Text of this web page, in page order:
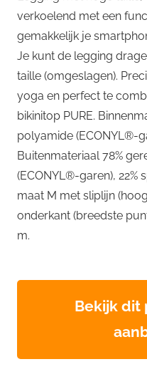
verkoelend met een
gemakkelijk je
Je kunt de legging
taille (omgeslagen).
yoga en perfect te
bikinitop PURE.
polyamide (ECONYL®-
Buitenmateriaal 78%
(ECONYL®-garen), 22%
maat M met sliplijn
onderkant (breedste
m.
Bekijk dit